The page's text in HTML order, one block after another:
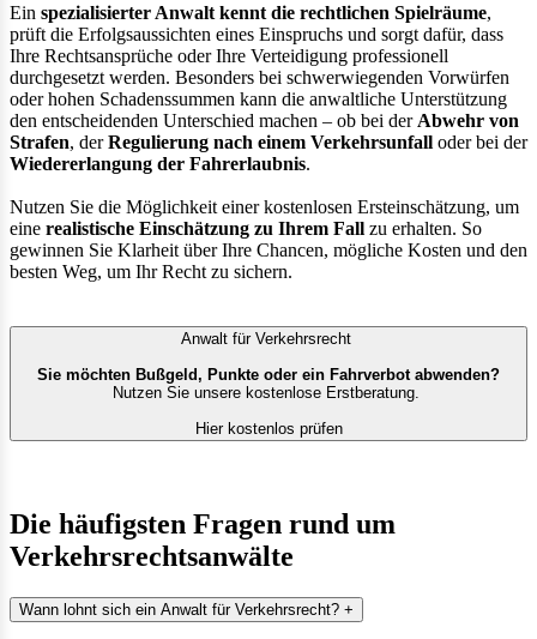
Ein spezialisierter Anwalt kennt die rechtlichen Spielräume,
prüft die Erfolgsaussichten eines Einspruchs und sorgt dafür, dass
Ihre Rechtsansprüche oder Ihre Verteidigung professionell
durchgesetzt werden. Besonders bei schwerwiegenden Vorwürfen
oder hohen Schadenssummen kann die anwaltliche Unterstützung
den entscheidenden Unterschied machen – ob bei der Abwehr von
Strafen, derRegulierung nach einem Verkehrsunfall oder bei der
Wiedererlangung der Fahrerlaubnis.
Nutzen Sie die Möglichkeit einer kostenlosen Ersteinschätzung, um
eine realistische Einschätzung zu Ihrem Fall zu erhalten. So
gewinnen Sie Klarheit über Ihre Chancen, mögliche Kosten und den
besten Weg, um Ihr Recht zu sichern.
Anwalt für Verkehrsrecht
Sie möchten Bußgeld, Punkte oder ein Fahrverbot abwenden?
Nutzen Sie unsere kostenlose Erstberatung.
Hier kostenlos prüfen
Die häufigsten Fragen rund um
Verkehrsrechtsanwälte
Wann lohnt sich ein Anwalt für Verkehrsrecht? +